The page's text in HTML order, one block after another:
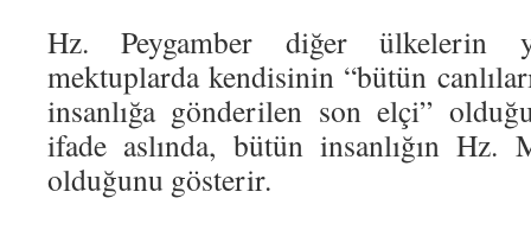
Hz. Peygamber diğer ülkelerin
mektuplarda kendisinin “bütün
insanlığa gönderilen son elçi”
ifade aslında, bütün insanlığın Hz.
olduğunu gösterir.